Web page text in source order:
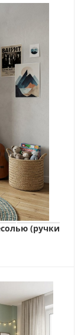
(ручки